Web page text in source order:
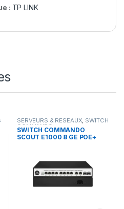
: TP LINK
SERVEURS & RESEAUX, SWITCH
COMMANDO
SWITCH COMMANDO
SCOUT E1000 8 GE POE+